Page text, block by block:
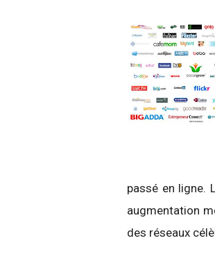
passé en ligne.
augmentation
des réseaux